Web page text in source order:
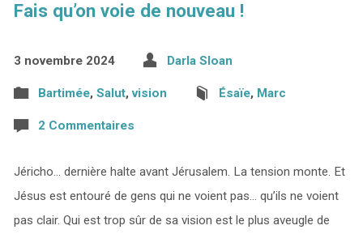
Fais qu’on voie de nouveau !
3 novembre 2024 Darla Sloan
Bartimée, Salut,vision Ésaïe, Marc
2 Commentaires
Jéricho… dernière halte avant Jérusalem. La tension monte. Et
Jésus est entouré de gens qui ne voient pas… qu’ils ne voient
pas clair. Qui est trop sûr de sa vision est le plus aveugle de